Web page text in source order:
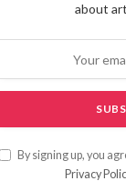
about
By signing up, you
Privacy